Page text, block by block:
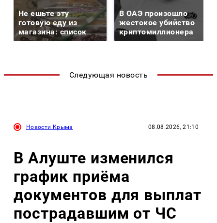
Не ешьте эту
готовую еду из
магазина: список
В ОАЭ произошло
жестокое убийство
криптомиллионера
Следующая новость
Новости Крыма 08.08.2026, 21:10
В Алуште изменился
график приёма
документов для выплат
пострадавшим от ЧС